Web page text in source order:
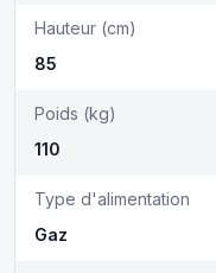
Hauteur (cm)
85
Poids (kg)
110
Type d'alimentation
Gaz